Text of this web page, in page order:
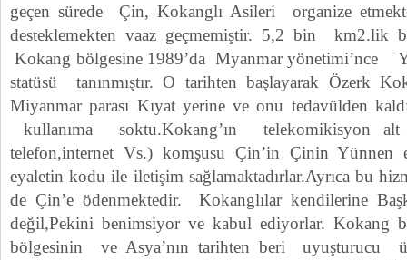
geçen sürede Çin, Kokanglı Asileri organize
desteklemekten vaaz geçmemiştir. 5,2 bin km2.lik
Kokang bölgesine 1989’da Myanmar yönetimi’nce
statüsü tanınmıştır. O tarihten başlayarak Özerk
Miyanmar parası Kıyat yerine ve onu tedavülden
kullanıma soktu.Kokang’ın telekomikisyon alt
telefon,internet Vs.) komşusu Çin’in Çinin Yünnen
eyaletin kodu ile iletişim sağlamaktadırlar.Ayrıca bu
de Çin’e ödenmektedir. Kokanglılar kendilerine
değil,Pekini benimsiyor ve kabul ediyorlar. Kokang
bölgesinin ve Asya’nın tarihten beri uyuşturucu